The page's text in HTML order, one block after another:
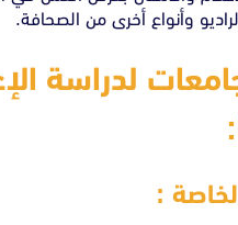
وأنواع أخرى من الصحافة.
لدراسة
: